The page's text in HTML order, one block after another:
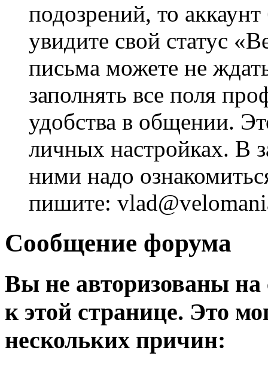
подозрений, то
увидите свой статус
письма можете не
заполнять все поля
удобства в общении.
личных настройках. В
ними надо
пишите:
Сообщение форума
Вы не авторизованы на
к этой странице. Это
нескольких причин: